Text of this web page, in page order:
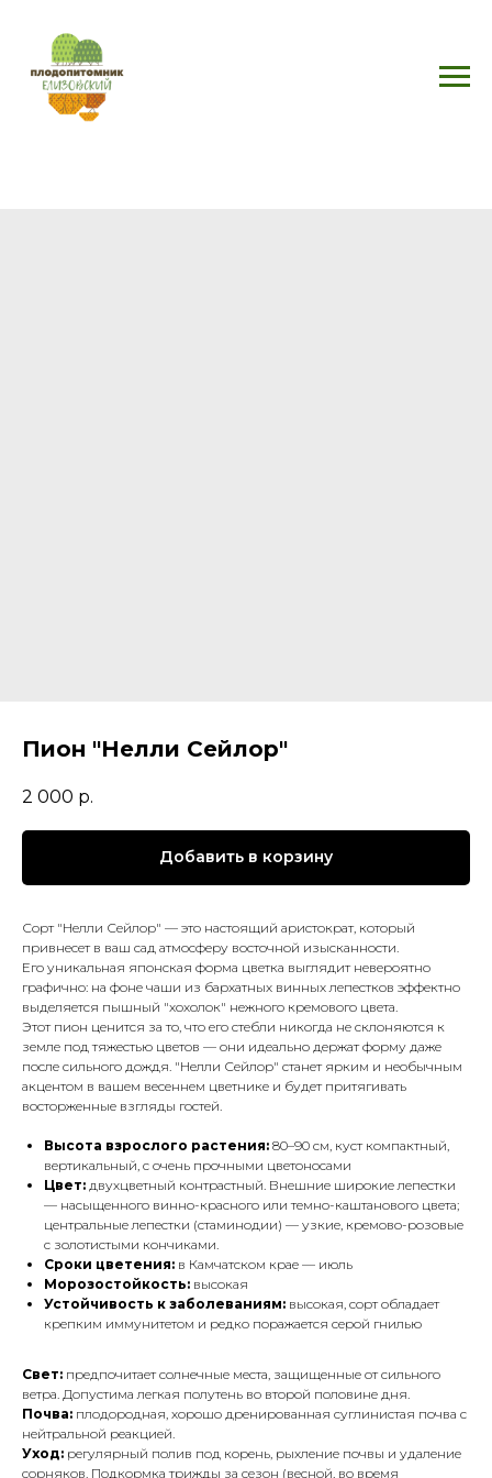
Пион "Нелли Сейлор"
2 000 р.
Добавить в корзину
Сорт "Нелли Сейлор" — это настоящий аристократ, который
привнесет в ваш сад атмосферу восточной изысканности.
Его уникальная японская форма цветка выглядит невероятно
графично: на фоне чаши из бархатных винных лепестков эффектно
выделяется пышный "хохолок" нежного кремового цвета.
Этот пион ценится за то, что его стебли никогда не склоняются к
земле под тяжестью цветов — они идеально держат форму даже
после сильного дождя. "Нелли Сейлор" станет ярким и необычным
акцентом в вашем весеннем цветнике и будет притягивать
восторженные взгляды гостей.
Высота взрослого растения: 80–90 см, куст компактный,
вертикальный, с очень прочными цветоносами
Цвет: двухцветный контрастный. Внешние широкие лепестки
— насыщенного винно-красного или темно-каштанового цвета;
центральные лепестки (стаминодии) — узкие, кремово-розовые
с золотистыми кончиками.
Сроки цветения: в Камчатском крае — июль
Морозостойкость: высокая
Устойчивость к заболеваниям: высокая, сорт обладает
крепким иммунитетом и редко поражается серой гнилью
Свет: предпочитает солнечные места, защищенные от сильного
ветра. Допустима легкая полутень во второй половине дня.
Почва: плодородная, хорошо дренированная суглинистая почва с
нейтральной реакцией.
Уход: регулярный полив под корень, рыхление почвы и удаление
сорняков. Подкормка трижды за сезон (весной, во время